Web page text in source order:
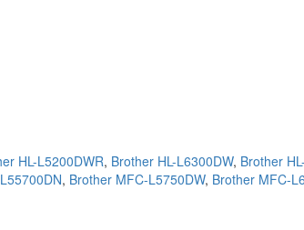
HL-L5200DWR, Brother HL-L6300DW, Brother
, Brother MFC-L5750DW, Brother MFC-